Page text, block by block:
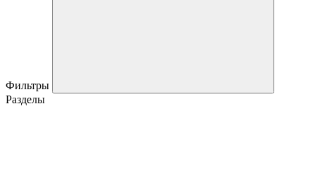
Фильтры
Разделы